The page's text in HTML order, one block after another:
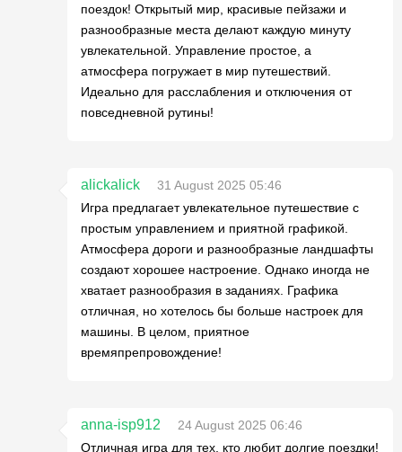
поездок! Открытый мир, красивые пейзажи и
разнообразные места делают каждую минуту
увлекательной. Управление простое, а
атмосфера погружает в мир путешествий.
Идеально для расслабления и отключения от
повседневной рутины!
alickalick
31 August 2025 05:46
Игра предлагает увлекательное путешествие с
простым управлением и приятной графикой.
Атмосфера дороги и разнообразные ландшафты
создают хорошее настроение. Однако иногда не
хватает разнообразия в заданиях. Графика
отличная, но хотелось бы больше настроек для
машины. В целом, приятное
времяпрепровождение!
anna-isp912
24 August 2025 06:46
Отличная игра для тех, кто любит долгие поездки!